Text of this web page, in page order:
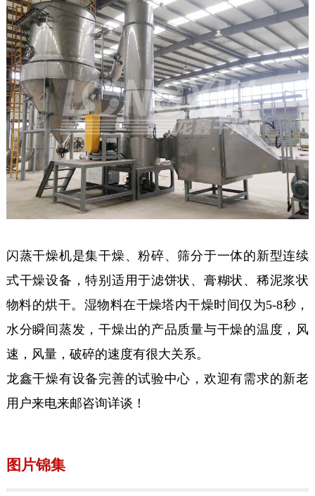
闪蒸干燥机是集干燥、粉碎、筛分于一体的新型连续
式干燥设备，特别适用于滤饼状、膏糊状、稀泥浆状
物料的烘干。湿物料在干燥塔内干燥时间仅为5-8秒，
水分瞬间蒸发，干燥出的产品质量与干燥的温度，风
速，风量，破碎的速度有很大关系。
龙鑫干燥有设备完善的试验中心，欢迎有需求的新老
用户来电来邮咨询详谈！
图片锦集